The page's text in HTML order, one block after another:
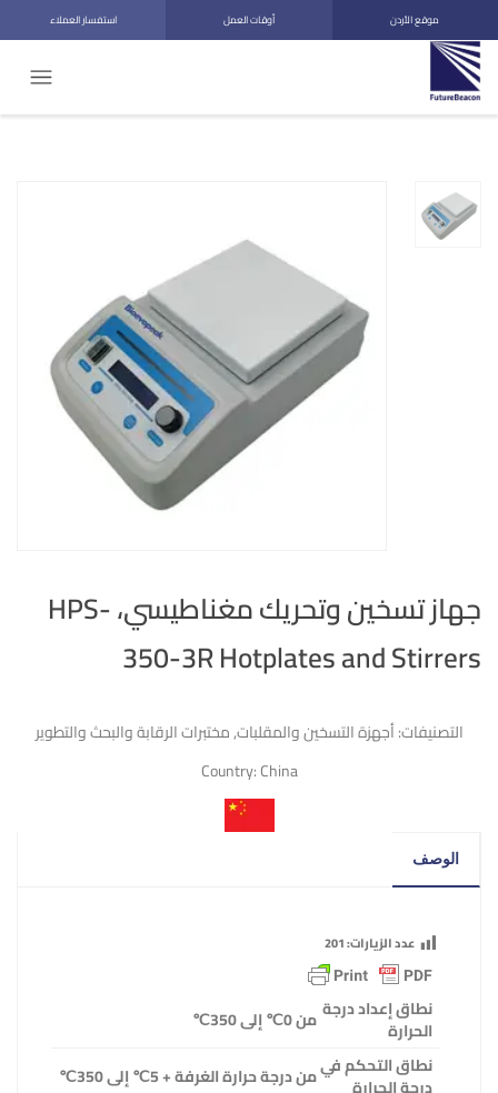
موقع الأردن أوقات العمل استفسار العملاء
جهاز تسخين وتحريك مغناطيسي، HPS-
350-3R Hotplates and Stirrers
التصنيفات:أجهزة التسخين والمقلبات,مختبرات الرقابة والبحث والتطوير
Country:China
الوصف
عدد الزيارات:201
نطاق إعداد درجة
الحرارة من 0 ℃إلى
℃
نطاق التحكم فيمن درجة حرارة الغرفة + 5 ℃إلى
℃